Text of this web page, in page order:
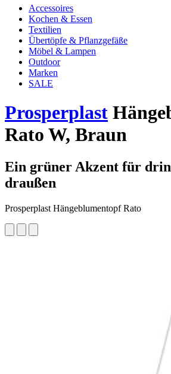
Accessoires
Kochen & Essen
Textilien
Übertöpfe & Pflanzgefäße
Möbel & Lampen
Outdoor
Marken
SALE
Prosperplast
Rato W, Braun
Ein grüner Akzent für
draußen
Prosperplast Hängeblumentopf Rato